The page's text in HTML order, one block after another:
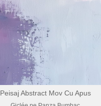
Peisaj Abstract Mov Cu Apus